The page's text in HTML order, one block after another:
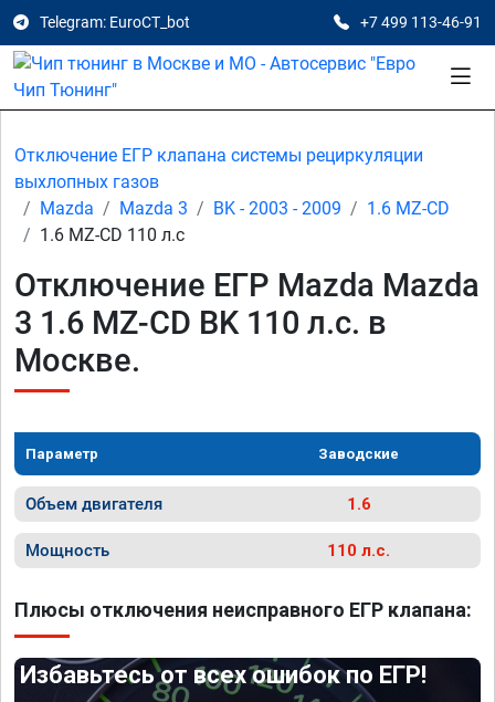
Telegram: EuroCT_bot +7 499 113-46-91
Отключение ЕГР клапана системы рециркуляции
выхлопных газов
Mazda
Mazda 3 BK - 2003 - 2009
1.6 MZ-CD
1.6 MZ-CD 110 л.с
Отключение ЕГР Mazda Mazda
3 1.6 MZ-CD BK 110 л.с. в
Москве.
Параметр Заводские
Объем двигателя 1.6
Мощность 110 л.с.
Плюсы отключения неисправного ЕГР клапана:
Избавьтесь от всех ошибок по ЕГР!